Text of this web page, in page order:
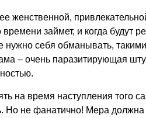
женственной,
займет, и когда будут
нужно себя обманывать,
– очень паразитирующая
на время наступления того
Но не фанатично! Мера